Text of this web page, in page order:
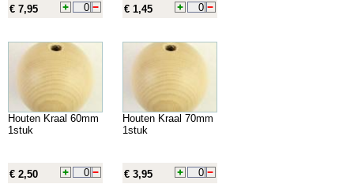
€ 7,95 € 1,45
Houten Kraal 60mm
1stuk
€ 2,50
Houten Kraal 70mm
1stuk
€ 3,95